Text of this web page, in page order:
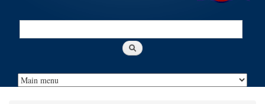
Search